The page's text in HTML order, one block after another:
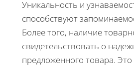
Уникальность и
способствуют
Более того, наличие
свидетельствовать о
предложенного товара.